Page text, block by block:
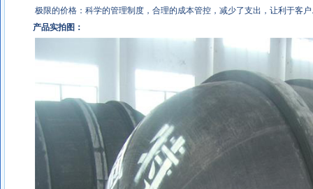
极限的价格：科学的管理制度，合理的成本管控，减少了支出，让利于客户.
产品实拍图：